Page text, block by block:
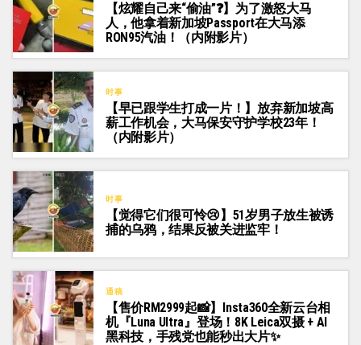
【炫耀自己来“偷油”❓】为了激怒大马
人，他拿着新加坡Passport在大马添
RON95汽油！（内附影片）
时事
【早已跟学生打成一片！】放弃新加坡高
薪工作机会，大马保安守护学校23年！
（内附影片）
时事
【觉得它们很可怜😢】51岁男子放生被诱
捕的乌鸦，结果反被关进监牢！
通稿
【售价RM2999起📸】Insta360全新云台相
机『Luna Ultra』登场！8K Leica双摄 + AI
黑科技，手残党也能秒出大片✨